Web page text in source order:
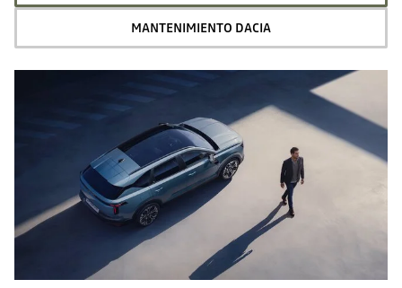
MANTENIMIENTO DACIA